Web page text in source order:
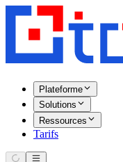
Plateforme
Solutions
Ressources
Tarifs